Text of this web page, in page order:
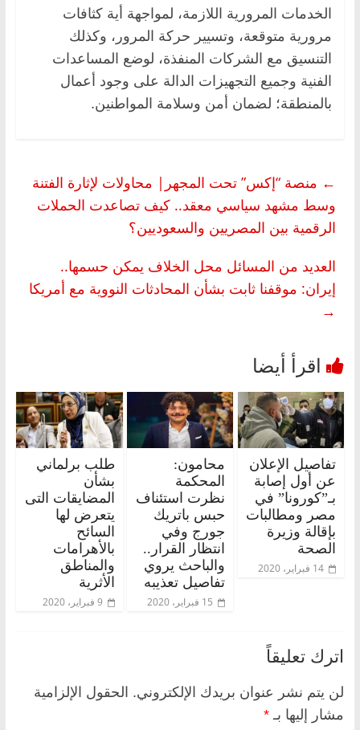
الخدمات المرورية اللازمة، لمواجهة أية كثافات
مرورية متوقعة، وتسيير حركة المرور، وكذلك
التنسيق مع الشركات المنفذة، لوضع المساعدات
الفنية وجميع التجهيزات الدالة على وجود أعمال
بالمنطقة؛ لضمان أمن وسلامة المواطنين.
← منصة “إكس” تحت المجهر| محاولات لإثارة الفتنة
وسط مشهد سياسي معقد.. كيف تصاعدت الحملات
الرقمية بين المصريين والسعوديين؟
العديد من المسائل محل الخلاف يمكن حسمها..
إيران: موقفنا ثابت بشأن المحادثات النووية مع أمريكا
→
تفاصيل الإعلان
عن أول إصابة
بـ”كورونا” في
مصر ومطالبات
بإقالة وزيرة
الصحة
14 فبراير، 2020
محامون:
المحكمة
نظرت استئناف
حبس باتريك
جورج وفي
انتظار القرار..
والباحث يروي
تفاصيل تعذيبه
15 فبراير، 2020
طلب برلماني
بشأن
المضايقات التى
يتعرض لها
السائح
بالأهرامات
والمناطق
الأثرية
9 فبراير، 2020
اترك تعليقاً
لن يتم نشر عنوان بريدك الإلكتروني. الحقول الإلزامية
مشار إليها بـ *